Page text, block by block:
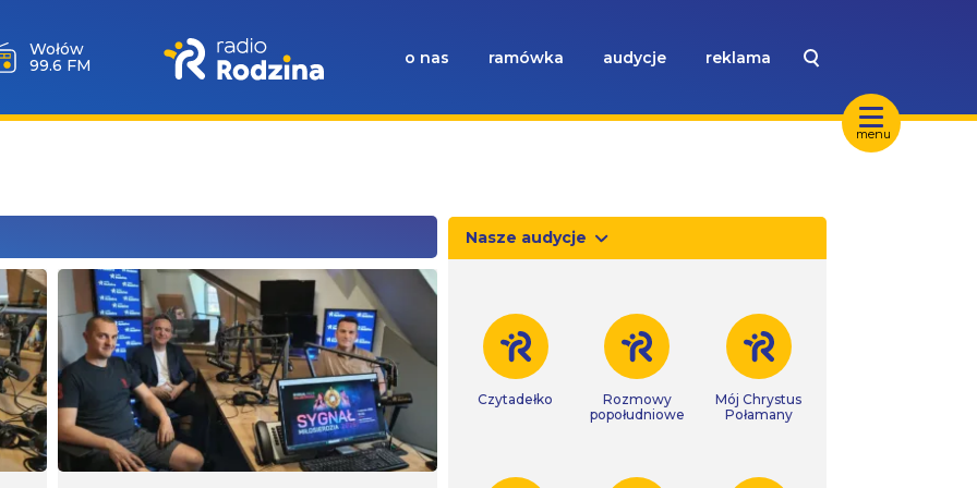
menu
Wołów
99.6 FM
o nas ramówka audycje reklama
Nasze audycje
Czytadełko
Rozmowy
popołudniowe
Mój Chrystus
Połamany